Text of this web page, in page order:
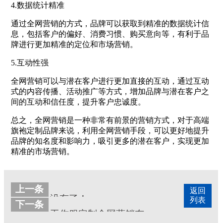
4.数据统计精准
通过全网营销的方式，品牌可以获取到精准的数据统计信
息，包括客户的偏好、消费习惯、购买意向等，有利于品
牌进行更加精准的定位和市场营销。
5.互动性强
全网营销可以与潜在客户进行更加直接的互动，通过互动
式的内容传播、活动推广等方式，增加品牌与潜在客户之
间的互动和信任度，提升客户忠诚度。
总之，全网营销是一种非常有前景的营销方式，对于高端
旗袍定制品牌来说，利用全网营销手段，可以更好地提升
品牌的知名度和影响力，吸引更多的潜在客户，实现更加
精准的市场营销。
返回
列表
上一条
没有了！
下一条